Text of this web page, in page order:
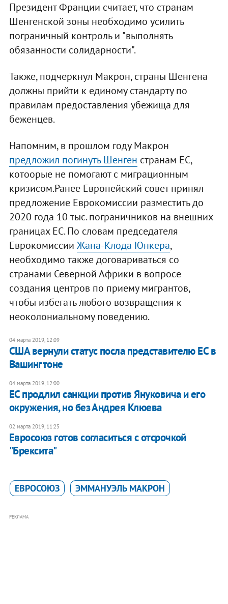
Президент Франции считает, что странам
Шенгенской зоны необходимо усилить
пограничный контроль и "выполнять
обязанности солидарности".
Также, подчеркнул Макрон, страны Шенгена
должны прийти к единому стандарту по
правилам предоставления убежища для
беженцев.
Напомним, в прошлом году Макрон
предложил погинуть Шенген странам ЕС,
котоорые не помогают с миграционным
кризисом.Ранее Европейский совет принял
предложение Еврокомиссии разместить до
2020 года 10 тыс. пограничников на внешних
границах ЕС. По словам председателя
Еврокомиссии Жана-Клода Юнкера,
необходимо также договариваться со
странами Северной Африки в вопросе
создания центров по приему мигрантов,
чтобы избегать любого возвращения к
неоколониальному поведению.
04 марта 2019, 12:09
США вернули статус посла представителю ЕС в
Вашингтоне
04 марта 2019, 12:00
​ЕС продлил санкции против Януковича и его
окружения, но без Андрея Клюева
02 марта 2019, 11:25
Евросоюз готов согласиться с отсрочкой
"Брексита"
ЕВРОСОЮЗ ЭММАНУЭЛЬ МАКРОН
РЕКЛАМА